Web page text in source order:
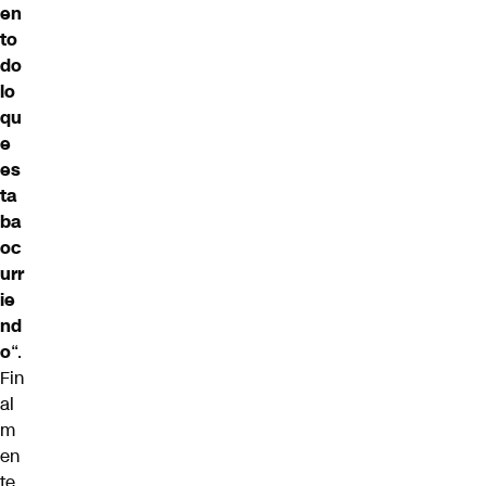
en
to
do
lo
qu
e
es
ta
ba
oc
urr
ie
nd
o“.
Fin
al
m
en